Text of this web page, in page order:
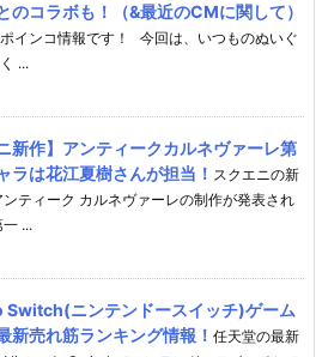
のコラボも！（&最近のCMに関して）
インコ情報です！ 今回は、いつものぬいぐ
...
新作】アンティークカルネヴァーレ第
ラは花江夏樹さんが担当！ スクエニの新
ティーク カルネヴァーレの制作が発表され
一 ...
ニンテンドースイッチ)ゲーム
新売れ筋ランキング情報！ 任天堂の最新